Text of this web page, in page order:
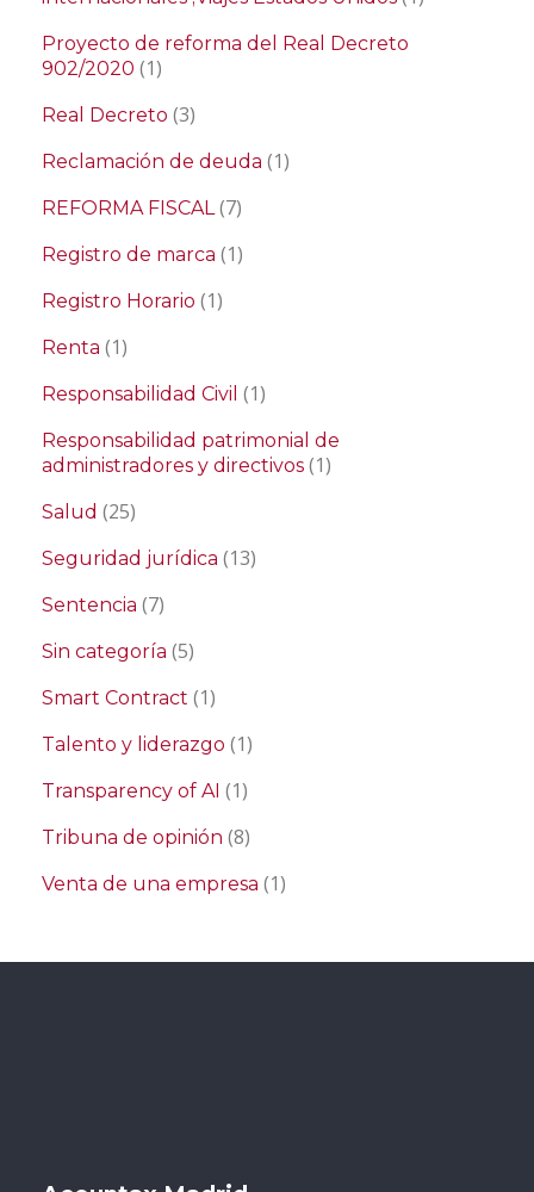
Proyecto de reforma del Real Decreto
902/2020 (1)
Real Decreto (3)
Reclamación de deuda (1)
REFORMA FISCAL (7)
Registro de marca (1)
Registro Horario (1)
Renta (1)
Responsabilidad Civil (1)
Responsabilidad patrimonial de
administradores y directivos (1)
Salud (25)
Seguridad jurídica (13)
Sentencia (7)
Sin categoría (5)
Smart Contract (1)
Talento y liderazgo (1)
Transparency of AI (1)
Tribuna de opinión (8)
Venta de una empresa (1)